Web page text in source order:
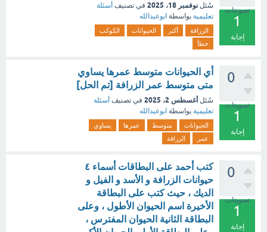
تصويتات
1
إجابة
سُئل نوفمبر 18، 2025 في تصنيف أسئلة
تعليمية بواسطة ابوعبدالله
الزرافة أكبر الحيوانات
الكوكب
خطأ
0
تصويتات
1
إجابة
أي الحيوانات متوسط عمرها يساوي
متى متوسط عمر الزرافة [تم الحل]
سُئل أغسطس 2، 2025 في تصنيف أسئلة
تعليمية بواسطة ابوعبدالله
الحيوانات متوسط عمرها
يساوي
عمر
الزرافة
0
تصويتات
1
إجابة
كتب أحمد على البطاقات أسماء ٤
حيوانات الزرافة و الأسد و الفيل و
الديك ، حيث كتب على البطاقة
الأخيرة اسم الحيوان الأطول ، وعلى
البطاقة الثانية الحيوان المفترس ،